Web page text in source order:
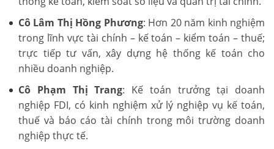
Cô Lâm Thị Hồng Phương: Hơn 20 năm kinh nghiệm
trong lĩnh vực tài chính – kế toán – kiểm toán – thuế;
trực tiếp tư vấn, xây dựng hệ thống kế toán cho
nhiều doanh nghiệp.
Cô Phạm Thị Trang: Kế toán trưởng tại doanh
nghiệp FDI, có kinh nghiệm xử lý nghiệp vụ kế toán,
thuế và báo cáo tài chính trong môi trường doanh
nghiệp thực tế.